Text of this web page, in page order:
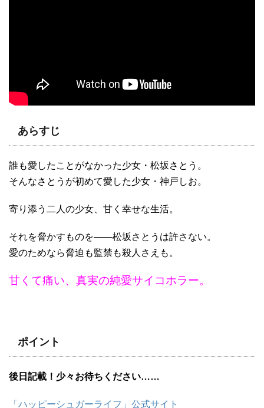
あらすじ
誰も愛したことがなかった少女・松坂さとう。
そんなさとうが初めて愛した少女・神戸しお。
寄り添う二人の少女、甘く幸せな生活。
それを脅かすものを――松坂さとうは許さない。
愛のためなら脅迫も監禁も殺人さえも。
甘くて痛い、真実の純愛サイコホラー。
ポイント
後日記載！少々お待ちください……
「ハッピーシュガーライフ」公式サイト